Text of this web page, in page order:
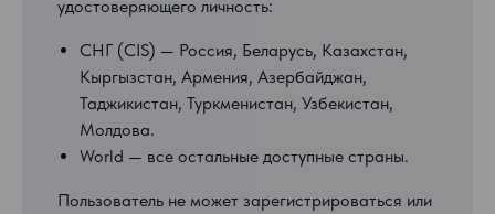
удостоверяющего личность:
СНГ (CIS) — Россия, Беларусь, Казахстан,
Кыргызстан, Армения, Азербайджан,
Таджикистан, Туркменистан, Узбекистан,
Молдова.
World — все остальные доступные страны.
Пользователь не может зарегистрироваться или